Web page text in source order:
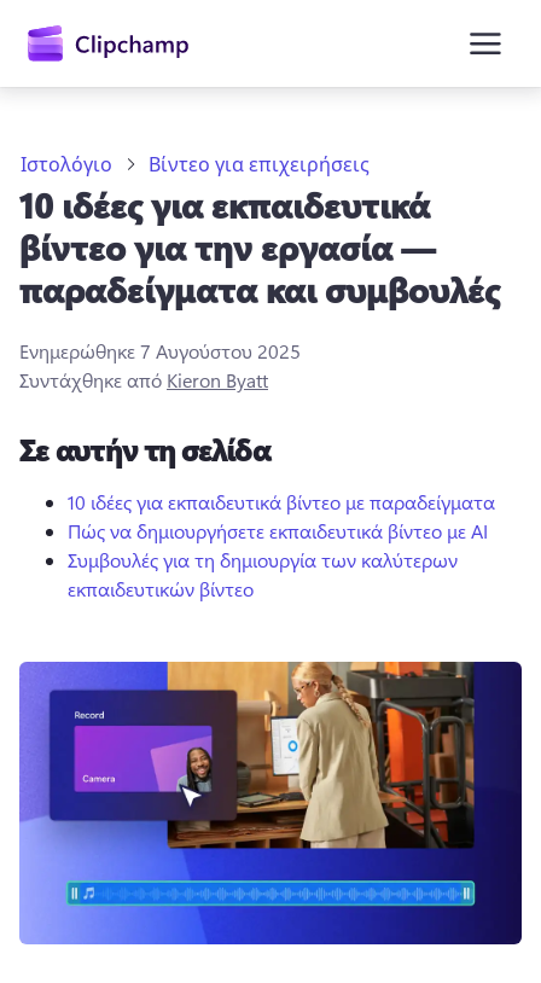
περιεχόμενο
Είσοδος
Ιστολόγιο Βίντεο για επιχειρήσεις
10 ιδέες για εκπαιδευτικά
βίντεο για την εργασία —
παραδείγματα και συμβουλές
Ενημερώθηκε7 Αυγούστου 2025
Συντάχθηκε από Kieron Byatt
Σε αυτήν τη σελίδα
10 ιδέες για εκπαιδευτικά βίντεο με παραδείγματα
Πώς να δημιουργήσετε εκπαιδευτικά βίντεο με AI
Συμβουλές για τη δημιουργία των καλύτερων
εκπαιδευτικών βίντεο